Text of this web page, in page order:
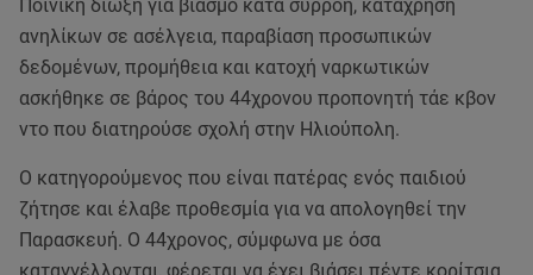
Ποινική δίωξη για βιασμό κατά συρροή, κατάχρηση
ανηλίκων σε ασέλγεια, παραβίαση προσωπικών
δεδομένων, προμήθεια και κατοχή ναρκωτικών
ασκήθηκε σε βάρος του 44χρονου προπονητή τάε κβον
ντο που διατηρούσε σχολή στην Ηλιούπολη.
Ο κατηγορούμενος που είναι πατέρας ενός παιδιού
ζήτησε και έλαβε προθεσμία για να απολογηθεί την
Παρασκευή. Ο 44χρονος, σύμφωνα με όσα